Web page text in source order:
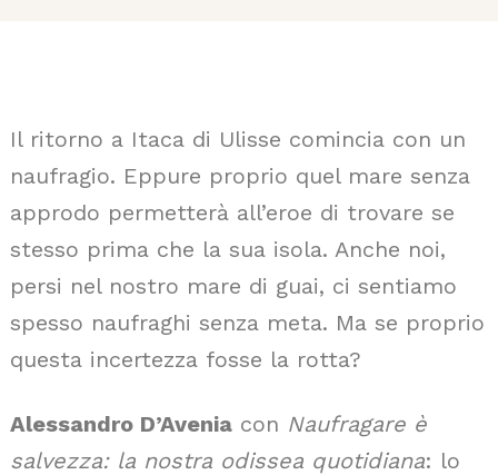
Il ritorno a Itaca di Ulisse comincia con un
naufragio. Eppure proprio quel mare senza
approdo permetterà all’eroe di trovare se
stesso prima che la sua isola. Anche noi,
persi nel nostro mare di guai, ci sentiamo
spesso naufraghi senza meta. Ma se proprio
questa incertezza fosse la rotta?
Alessandro D’Avenia con Naufragare è
salvezza: la nostra odissea quotidiana: lo